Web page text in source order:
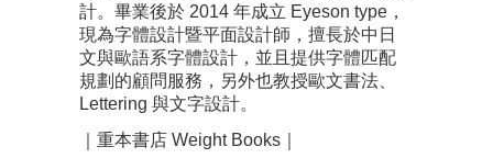
計。畢業後於 2014 年成立 Eyeson type，
現為字體設計暨平面設計師，擅長於中日
⽂與歐語系字體設計，並且提供字體匹配
規劃的顧問服務，另外也教授歐⽂書法、
Lettering 與文字設計。
｜重本書店 Weight Books｜